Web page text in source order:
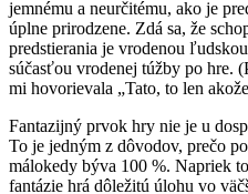
jemnému a neurčitému, ako je
úplne prirodzene. Zdá sa, že
predstierania je vrodenou
súčasťou vrodenej túžby po hre.
mi hovorievala „Tato, to len
Fantazijný prvok hry nie je u
To je jedným z dôvodov, prečo
málokedy býva 100 %. Napriek
fantázie hrá dôležitú úlohu vo